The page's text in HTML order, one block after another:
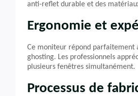
anti-reflet durable et des
Ergonomie et
Ce moniteur répond parfaitement
ghosting. Les professionnels
plusieurs fenêtres simultanément.
Processus de